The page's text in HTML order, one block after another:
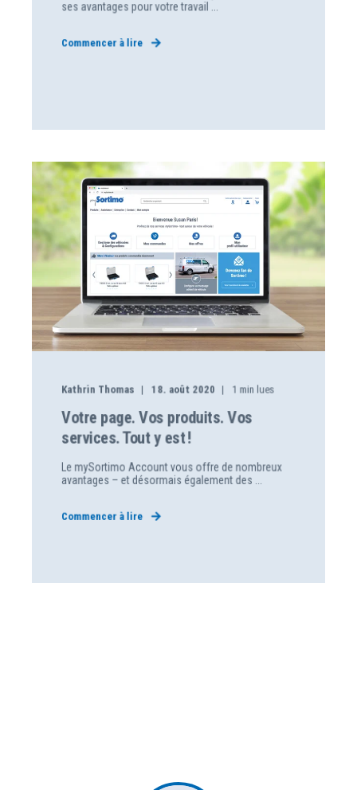
ses avantages pour votre travail ...
Commencer à lire
Kathrin Thomas 18. août 2020 1 min lues
Votre page. Vos produits. Vos
services. Tout y est !
Le mySortimo Account vous offre de nombreux
avantages – et désormais également des ...
Commencer à lire